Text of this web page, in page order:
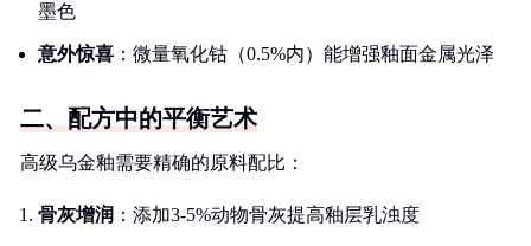
墨色
意外惊喜 ：微量氧化钴（0.5%内）能增强釉面金属光泽
二、配方中的平衡艺术
高级乌金釉需要精确的原料配比：
骨灰增润 ：添加3-5%动物骨灰提高釉层乳浊度